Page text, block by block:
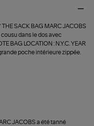
SACK BAG MARC JACOBS
dans le dos avec
BAG LOCATION : N.Y.C. YEAR
poche intérieure zippée.
JACOBS a été tanné